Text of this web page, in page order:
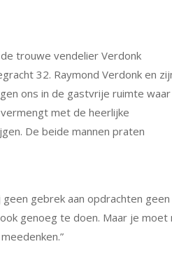
trouwe vendelier Verdonk
32. Raymond Verdonk en
ons in de gastvrije ruimte waar
met de heerlijke
De beide mannen praten
gebrek aan opdrachten geen
genoeg te doen. Maar je